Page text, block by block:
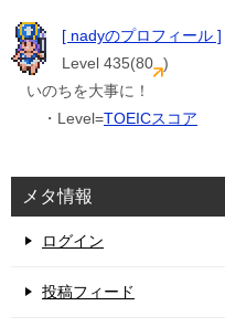
[ nadyのプロフィール ]
Level 435(80 )
いのちを大事に！
・Level=TOEICスコア
メタ情報
ログイン
投稿フィード